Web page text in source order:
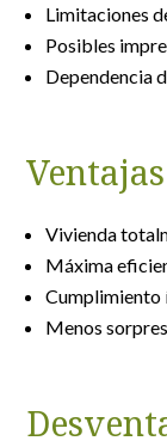
Limitaciones
Posibles
Dependencia
Vivienda
Máxima
Cumplimiento
Menos